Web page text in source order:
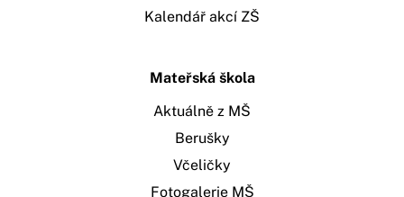
Kalendář akcí ZŠ
Mateřská škola
Aktuálně z MŠ
Berušky
Včeličky
Fotogalerie MŠ